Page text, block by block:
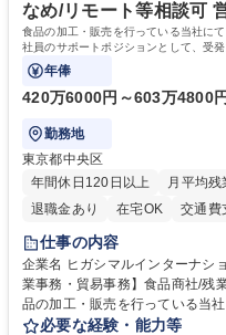
なめ/リモート等相談可
食品の加工・販売を行っている当社に
社員のサポートポジションとして、受
事業の根幹を支えていただきます。
年俸
420万6000円～603万4800円
勤務地
東京都中央区
年間休日120日以上
月平均
退職金あり
在宅OK 交通費
仕事の内容
企業名 ヒガシマルインターナショナル株式会社 求
業事務・貿易事務】食品商社/残業少な
品の加工・販売を行っている当
します。営業社員のサポートポ
必要な経験・能力等